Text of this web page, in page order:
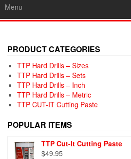
Menu
PRODUCT CATEGORIES
TTP Hard Drills – Sizes
TTP Hard Drills – Sets
TTP Hard Drills – Inch
TTP Hard Drills – Metric
TTP CUT-IT Cutting Paste
POPULAR ITEMS
TTP Cut-It Cutting Paste
$49.95